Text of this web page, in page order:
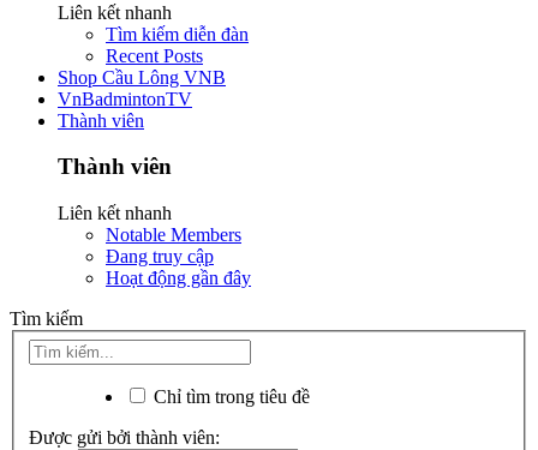
Liên kết nhanh
Tìm kiếm diễn đàn
Recent Posts
Shop Cầu Lông VNB
VnBadmintonTV
Thành viên
Thành viên
Liên kết nhanh
Notable Members
Đang truy cập
Hoạt động gần đây
Tìm kiếm
Chỉ tìm trong tiêu đề
Được gửi bởi thành viên: